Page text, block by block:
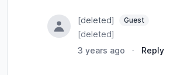
[deleted] Guest
[deleted]
3 years ago
· Reply